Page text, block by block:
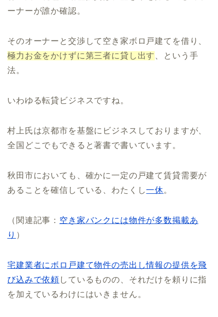
ーナーが誰か確認。
そのオーナーと交渉して空き家ボロ戸建てを借り、
極力お金をかけずに第三者に貸し出す 、という手
法。
いわゆる転貸ビジネスですね。
村上氏は京都市を基盤にビジネスしておりますが、
全国どこでもできると著書で書いています。
秋田市においても、確かに一定の戸建て賃貸需要が
あることを確信している、わたくし一休。
（関連記事： 空き家バンクには物件が多数掲載あ
り ）
宅建業者にボロ戸建て物件の売出し情報の提供を飛
び込みで依頼 しているものの、それだけを頼りに指
を加えているわけにはいきません。